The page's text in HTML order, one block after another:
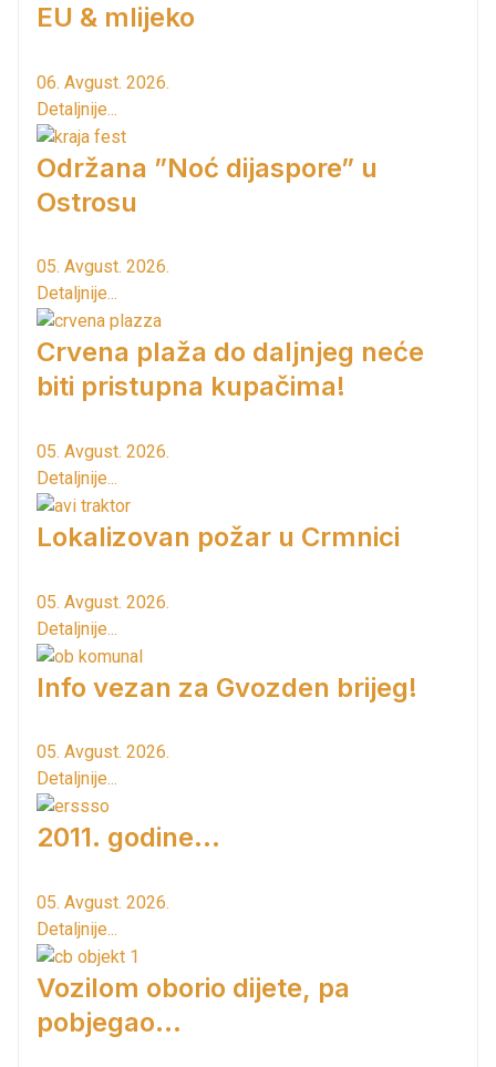
EU & mlijeko
06. Avgust. 2026.
Detaljnije...
Održana ”Noć dijaspore” u
Ostrosu
05. Avgust. 2026.
Detaljnije...
Crvena plaža do daljnjeg neće
biti pristupna kupačima!
05. Avgust. 2026.
Detaljnije...
Lokalizovan požar u Crmnici
05. Avgust. 2026.
Detaljnije...
Info vezan za Gvozden brijeg!
05. Avgust. 2026.
Detaljnije...
2011. godine...
05. Avgust. 2026.
Detaljnije...
Vozilom oborio dijete, pa
pobjegao...